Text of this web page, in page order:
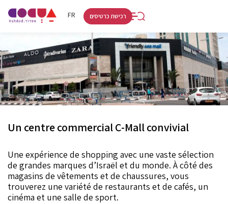
FR
HE
רכישת כרטיסים
Un centre commercial C-Mall convivial
Une expérience de shopping avec une vaste sélection
de grandes marques d’Israël et du monde. À côté des
magasins de vêtements et de chaussures, vous
trouverez une variété de restaurants et de cafés, un
cinéma et une salle de sport.